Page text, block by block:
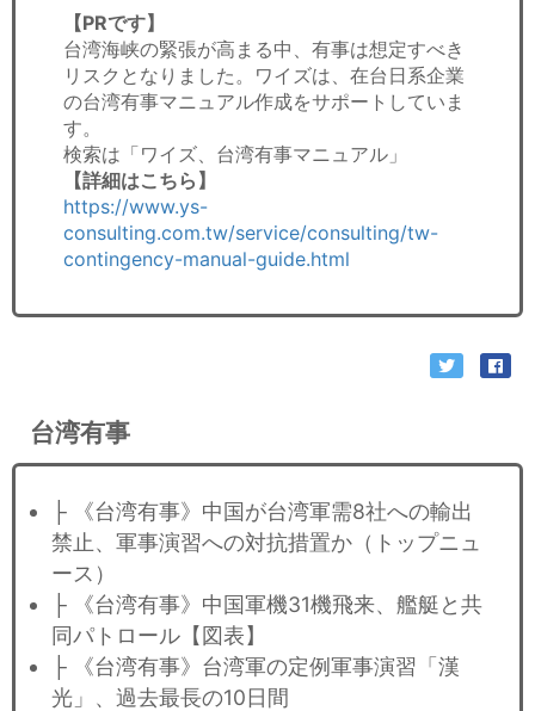
【PRです】
台湾海峡の緊張が高まる中、有事は想定すべき
リスクとなりました。ワイズは、在台日系企業
の台湾有事マニュアル作成をサポートしていま
す。
検索は「ワイズ、台湾有事マニュアル」
【詳細はこちら】
https://www.ys-
consulting.com.tw/service/consulting/tw-
contingency-manual-guide.html
台湾有事
├ 《台湾有事》中国が台湾軍需8社への輸出
禁止、軍事演習への対抗措置か（トップニュ
ース）
├ 《台湾有事》中国軍機31機飛来、艦艇と共
同パトロール【図表】
├ 《台湾有事》台湾軍の定例軍事演習「漢
光」、過去最長の10日間